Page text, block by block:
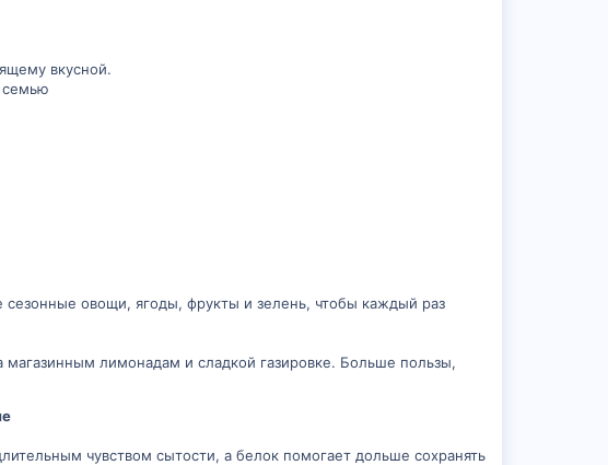
вкусной.
семью
сезонные овощи, ягоды, фрукты и зелень, чтобы каждый раз
лимонадам и сладкой газировке. Больше пользы,
чувством сытости, а белок помогает дольше сохранять